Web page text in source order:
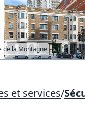
de la Montagne
et services/